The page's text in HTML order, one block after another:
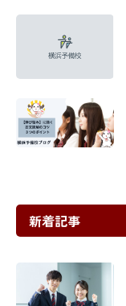
新着記事